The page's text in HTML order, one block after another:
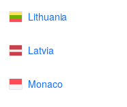
Lithuania
Latvia
Monaco